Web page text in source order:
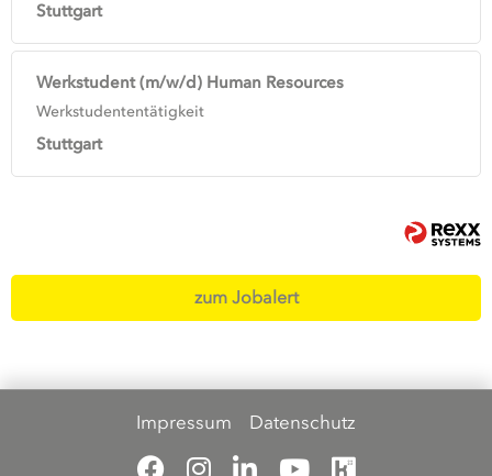
Stuttgart
Werkstudent (m/w/d) Human Resources
Werkstudententätigkeit
Stuttgart
zum Jobalert
Impressum Datenschutz